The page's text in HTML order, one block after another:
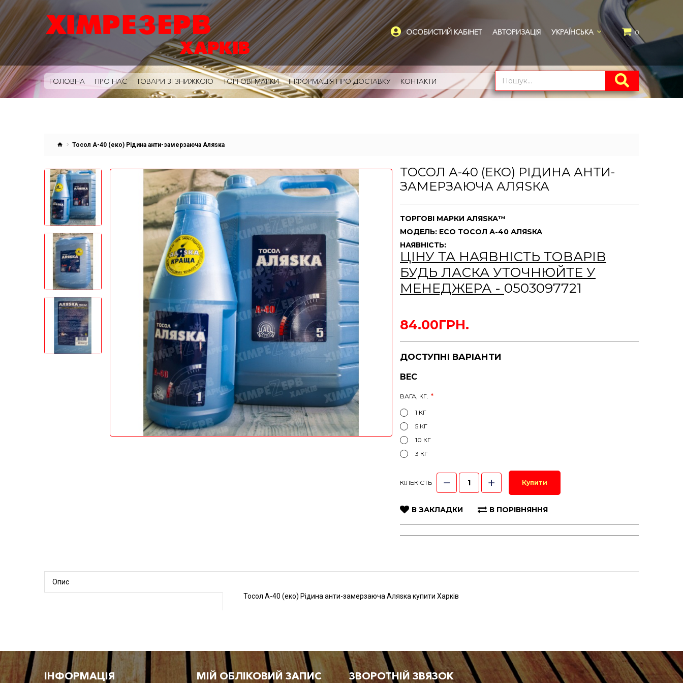
0
ОСОБИСТИЙ КАБІНЕТ АВТОРИЗАЦІЯ УКРАЇНСЬКА
ГОЛОВНА ПРО НАС ТОВАРИ ЗІ ЗНИЖКОЮ ТОРГОВІ МАРКИ ІНФОРМАЦІЯ ПРО ДОСТАВКУ КОНТАКТИ
Тосол А-40 (еко) Рідина анти-замерзаюча Аляsка
ТОСОЛ А-40 (ЕКО) РІДИНА АНТИ-
ЗАМЕРЗАЮЧА АЛЯSКА
ТОРГОВІ МАРКИ АЛЯSКА™
МОДЕЛЬ: ECO ТОСОЛ А-40 АЛЯSКА
НАЯВНІСТЬ:
ЦІНУ ТА НАЯВНІСТЬ ТОВАРІВ
БУДЬ ЛАСКА УТОЧНЮЙТЕ У
МЕНЕДЖЕРА - 0503097721
84.00ГРН.
ДОСТУПНІ ВАРІАНТИ
ВЕС
ВАГА, КГ.
1 КГ
5 КГ
10 КГ
3 КГ
КІЛЬКІСТЬ Купити
В ЗАКЛАДКИ В ПОРІВНЯННЯ
Опис
Тосол А-40 (еко) Рідина анти-замерзаюча Аляsка купити Харків
IНФОРМАЦІЯ МІЙ ОБЛІКОВИЙ ЗАПИС ЗВОРОТНІЙ ЗВЯЗОК